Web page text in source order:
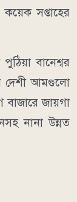
সপ্তাহের
বানেশ্বর
দেশী আমগুলো
জায়গা
নানা উন্নত